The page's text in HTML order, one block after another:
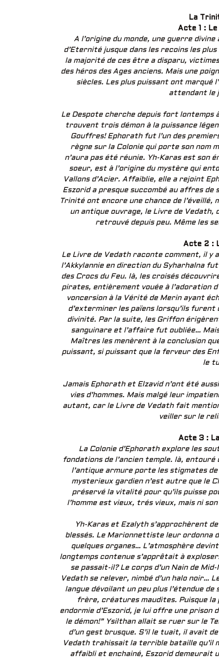
La
Acte 1 :
A l’origine du monde, une guerre
d’Eternité jusque dans les recoins les
la majorité de ces être a disparu,
des héros des Ages anciens. Mais une
siècles. Les plus puissant ont
attendant le
Le Despote cherche depuis fort lontemps
trouvent trois démon à la puissance
Gouffres! Ephorath fut l’un des
règne sur la Colonie qui porte son nom
n’aura pas été réunie. Yh-Karas est son
soeur, est à l’origine du mystère qui
Vallons d’Acier. Affaiblie, elle a rejoint
Eszorid a presque succombé au affres de
Trinité ont encore une chance de l’éveillé,
un antique ouvrage, le Livre de
retrouvé depuis peu. Même les
Acte 2 :
Le Livre de Vedath raconte comment, il y
l’Akkylannie en direction du Syharhalna
des Crocs du Feu. là, les croisés
pirates, entièrement vouée à l’adoration
voncersion à la Vérité de Merin ayant
d’exterminer les païens lorsqu’ils
divinité. Par la suite, les Griffon
sanguinare et l’affaire fut oubliée…
Maîtres les menèrent à la conclusion
puissant, si puissant que la ferveur des
le
Jamais Ephorath et Elzavid n’ont été
vies d’hommes. Mais malgé leur
autant, car le Livre de Vedath fait
veiller sur le
Acte 3 :
La Colonie d’Ephorath explore les
fondations de l’ancien temple. là,
l’antique armure porte les stigmates de
mysterieux gardien n’est autre que le
préservé la vitalité pour qu’ils puisse
l’homme est vieux, trés vieux, mais ni
Yh-Karas et Ezalyth s’approchèrent
blessés. Le Marionnettiste leur ordonna
quelques organes… L’atmosphère
longtemps contenue s’apprêtait à
se passait-il? Le corps d’un Nain de
Vedath se relever, nimbé d’un halo noir…
langue dévoilant un peu plus l’étendue
frère, créatures maudites. Puisque
endormie d’Eszorid, je lui offre une
le démon!” Ysilthan allait se ruer sur le
d’un gest brusque. S’il le tuait, il avait
Vedath trahissait la terrible bataille qu’il
affaibli et enchainé, Eszorid demeurait